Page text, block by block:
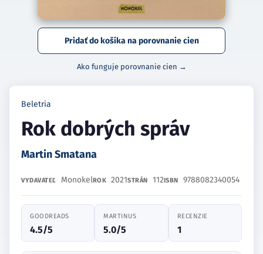
Pridať do košíka na porovnanie cien
Ako funguje porovnanie cien →
Beletria
Rok dobrých správ
Martin Smatana
VYDAVATEĽ MonokelROK 2021STRÁN 112ISBN 9788082340054
GOODREADS
4.5/5
MARTINUS
5.0/5
RECENZIE
1